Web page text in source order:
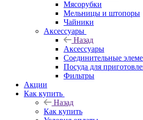
Мясорубки
Мельницы и штопоры
Чайники
Аксессуары
Назад
Аксессуары
Соединительные
Посуда для
Фильтры
Акции
Как купить
Назад
Как купить